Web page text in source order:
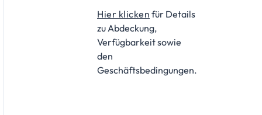
Hier klicken für Details
zu Abdeckung,
Verfügbarkeit sowie
den
Geschäftsbedingungen.